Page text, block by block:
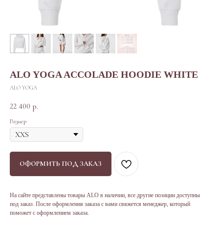
ALO YOGA ACCOLADE HOODIE WHITE
ALO YOGA
22 400 р.
Размер
ОФОРМИТЬ ПОД ЗАКАЗ
На сайте представлены товары ALO в наличии, все другие позиции доступны
под заказ. После оформления заказа с вами свяжется менеджер, который
поможет с оформлением заказа.